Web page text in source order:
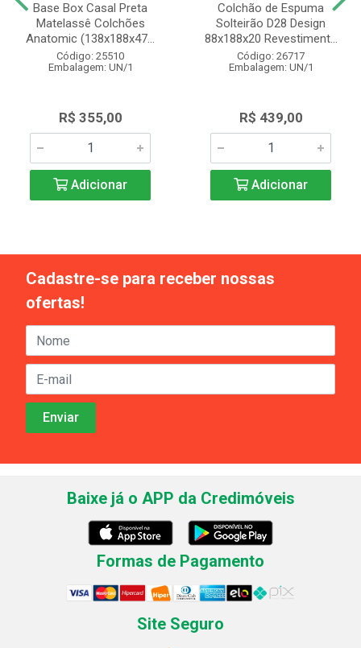
Base Box Casal Preta
Matelassê Colchões
Anatomic (138x188x47...
Código: 25510
Embalagem: UN/1
R$ 355,00
Adicionar
Colchão de Espuma
Solteirão D28 Design
88x188x20 Revestiment...
Código: 26717
Embalagem: UN/1
R$ 439,00
Adicionar
Cadastre-se para receber nossas
ofertas!
Baixe já o APP da Credimóveis
Formas de Pagamento
Site Seguro